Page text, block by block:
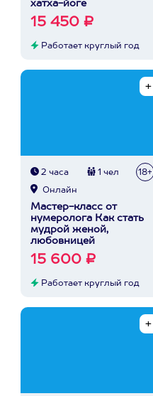
хатха-йоге
15 450 ₽
Работает круглый год
2 часа 1 чел 18+
Онлайн
Мастер-класс от
нумеролога Как стать
мудрой женой,
любовницей
15 600 ₽
Работает круглый год